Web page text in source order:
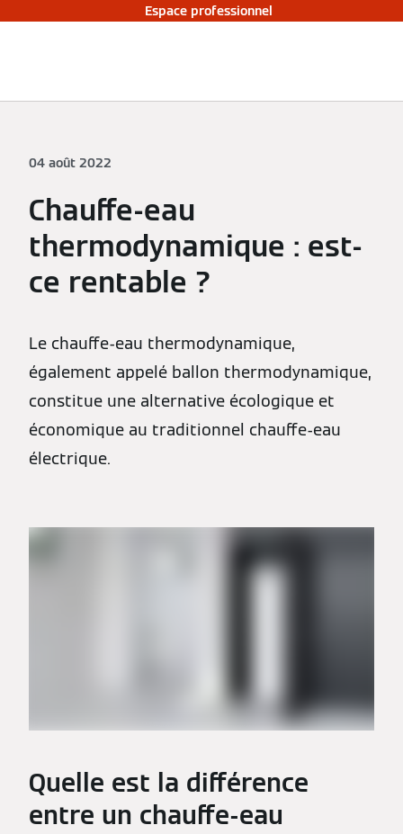
Espace professionnel
04 août 2022
Chauffe-eau
thermodynamique : est-
ce rentable ?
Le chauffe-eau thermodynamique,
également appelé ballon thermodynamique,
constitue une alternative écologique et
économique au traditionnel chauffe-eau
électrique.
Quelle est la différence
entre un chauffe-eau